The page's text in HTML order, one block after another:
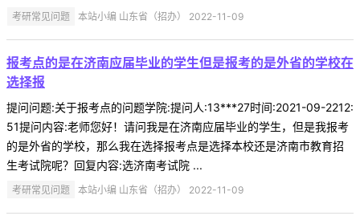
考研常见问题 本站小编 山东省（招办） 2022-11-09
报考点的是在济南应届毕业的学生但是报考的是外省的学校在
选择报
提问问题:关于报考点的问题学院:提问人:13***27时间:2021-09-2212:
51提问内容:老师您好！请问我是在济南应届毕业的学生，但是我报考
的是外省的学校，那么我在选择报考点是选择本校还是济南市教育招
生考试院呢？回复内容:选济南考试院 ...
考研常见问题 本站小编 山东省（招办） 2022-11-09